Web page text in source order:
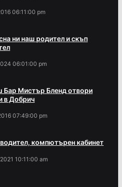
06:11:00 pm
ни наш родител и скъп
06:01:00 pm
Бар Мистър Бленд отвори
в Добрич
07:49:00 pm
компютърен кабинет
10:11:00 am